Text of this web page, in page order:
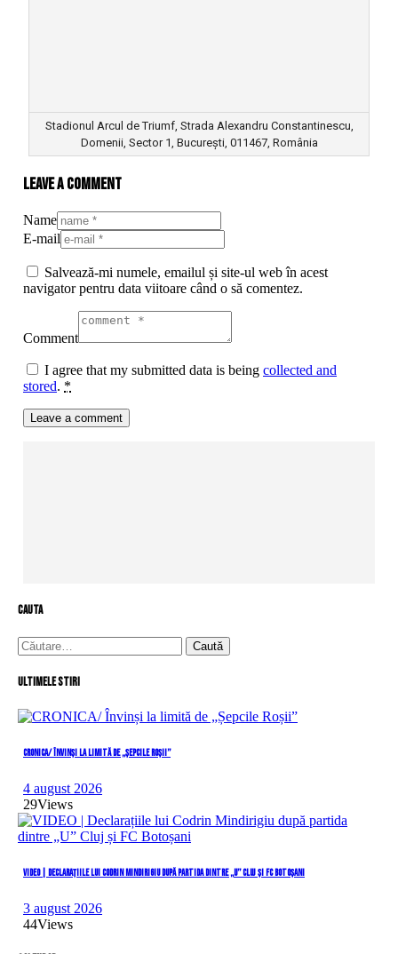
Stadionul Arcul de Triumf, Strada Alexandru Constantinescu,
Domenii, Sector 1, București, 011467, România
Leave a comment
Name
E-mail
Salvează-mi numele, emailul și site-ul web în acest
navigator pentru data viitoare când o să comentez.
Comment
I agree that my submitted data is being collected and
stored. *
cauta
Caută
după:
Ultimele stiri
CRONICA/ Învinși la limită de „Șepcile Roșii”
4 august 2026
29Views
VIDEO | Declarațiile lui Codrin Mindirigiu după partida dintre „U” Cluj și FC Botoșani
3 august 2026
44Views